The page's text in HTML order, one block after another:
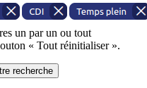
un par un ou tout
« Tout réinitialiser ».
recherche